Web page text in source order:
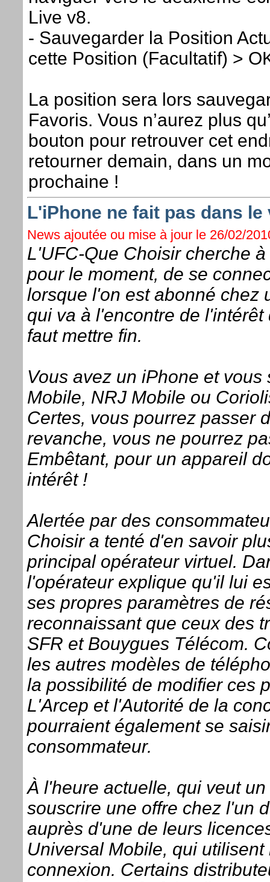
Live v8.
- Sauvegarder la Position
cette Position (Facultatif) >
La position sera lors
Favoris. Vous n’aurez plus
bouton pour retrouver cet
retourner demain, dans un
prochaine !
L'iPhone ne fait pas dans le
News ajoutée ou mise à jour le 26/02/
L'UFC-Que Choisir cherche
pour le moment, de se
lorsque l'on est abonné chez
qui va à l'encontre de
faut mettre fin.
Vous avez un iPhone et
Mobile, NRJ Mobile ou
Certes, vous pourrez passer
revanche, vous ne pourrez
Embêtant, pour un appareil
intérêt !
Alertée par des
Choisir a tenté d'en savoir
principal opérateur virtuel.
l'opérateur explique qu'il lui
ses propres paramètres de
reconnaissant que ceux des
SFR et Bouygues Télécom.
les autres modèles de
la possibilité de modifier ces
L'Arcep et l'Autorité de la
pourraient également se
consommateur.
À l'heure actuelle, qui veut
souscrire une offre chez l'un
auprès d'une de leurs
Universal Mobile, qui
connexion. Certains